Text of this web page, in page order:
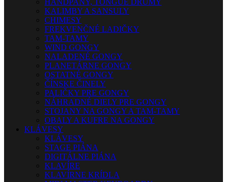
HANDPANY, TONGUE DRUMY
KALIMBY A SANSULY
CHIMESY
FREKVENČNÉ LADIČKY
TAM-TAMY
WIND GONGY
NALADENÉ GONGY
PLANETÁRNE GONGY
OSTATNÉ GONGY
ČÍNSKE ČINELY
PALIČKY PRE GONGY
NÁHRADNÉ DIELY PRE GONGY
STOJANY NA GONGY A TAM-TAMY
OBALY A KUFRE NA GONGY
KLÁVESY
KLÁVESY
STAGE PIÁNA
DIGITÁLNE PIÁNA
KLAVÍRE
KLAVÍRNE KRÍDLA